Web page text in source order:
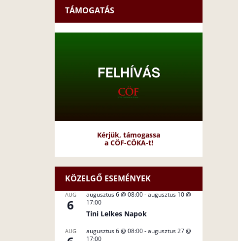
TÁMOGATÁS
Kérjük, támogassa
a CÖF-CÖKA-t!
KÖZELGŐ ESEMÉNYEK
AUG
6
augusztus 6 @ 08:00-augusztus 10 @
17:00
Tini Lelkes Napok
AUG augusztus 6 @ 08:00-augusztus 27 @
17:00